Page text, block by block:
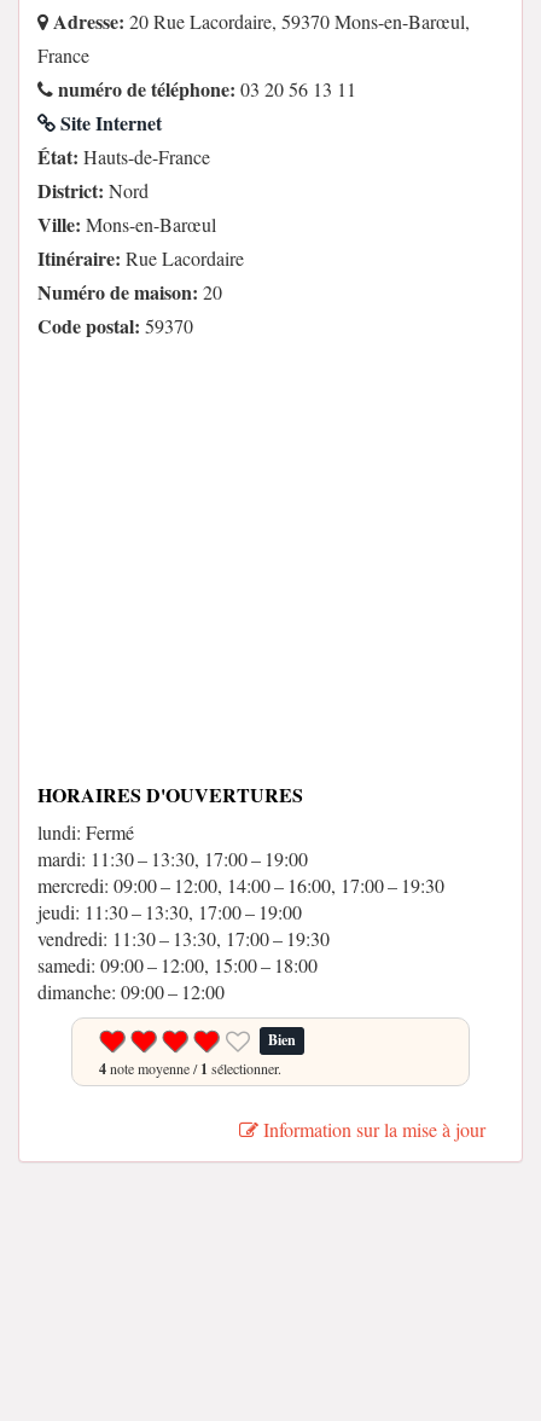
Adresse: 20 Rue Lacordaire, 59370 Mons-en-Barœul,
France
numéro de téléphone: 03 20 56 13 11
Site Internet
État: Hauts-de-France
District: Nord
Ville: Mons-en-Barœul
Itinéraire: Rue Lacordaire
Numéro de maison: 20
Code postal: 59370
HORAIRES D'OUVERTURES
lundi: Fermé
mardi: 11:30 – 13:30, 17:00 – 19:00
mercredi: 09:00 – 12:00, 14:00 – 16:00, 17:00 – 19:30
jeudi: 11:30 – 13:30, 17:00 – 19:00
vendredi: 11:30 – 13:30, 17:00 – 19:30
samedi: 09:00 – 12:00, 15:00 – 18:00
dimanche: 09:00 – 12:00
Bien
4note moyenne /1 sélectionner.
Information sur la mise à jour